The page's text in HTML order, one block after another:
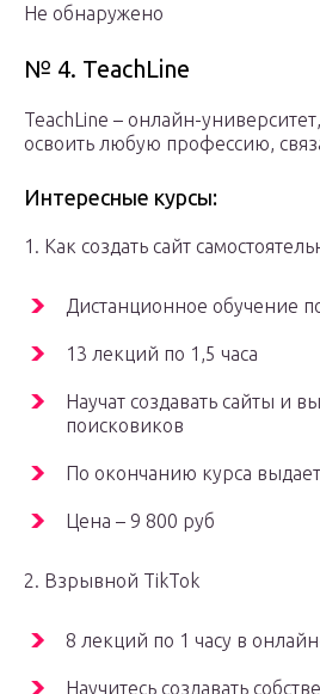
Не обнаружено
№ 4. TeachLine
TeachLine – онлайн-
освоить любую профессию,
Интересные курсы:
1. Как создать сайт
Дистанционное обучение
13 лекций по 1,5 часа
Научат создавать сайты и
поисковиков
По окончанию курса
Цена – 9 800 руб
2. Взрывной TikTok
8 лекций по 1 часу в
Научитесь создавать